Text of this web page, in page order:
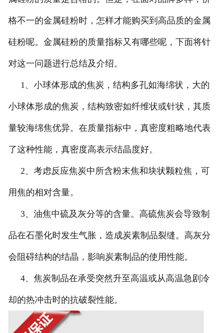
格不一的金属硅粉时，怎样才能购买到高品质的金属
硅粉呢。金属硅粉的质量指标又有哪些呢，下面将针
对这一问题进行总结及介绍。
1、小球体形成的焦炭，结构多孔如海绵状，大的
小球体形成的焦炭，结构致密如纤维状或针状，其质
量较海绵焦优异。在质量指标中，真密度粗略地代表
了这种性能，真密度高表示结晶度好。
2、考虑反应焦炭中所含粉末焦和块状颗粒焦，可
用焦的相对含量。
3、油焦中硫及灰分等的含量。高硫焦炭会导致制
品在石墨化时发生气胀，造成炭素制品裂缝。高灰分
会阻碍结构的结晶，影响炭素制品的使用性能。
4、焦炭制品在承受突然升至高温或从高温急剧冷
却的热冲击时的抗破裂性能。